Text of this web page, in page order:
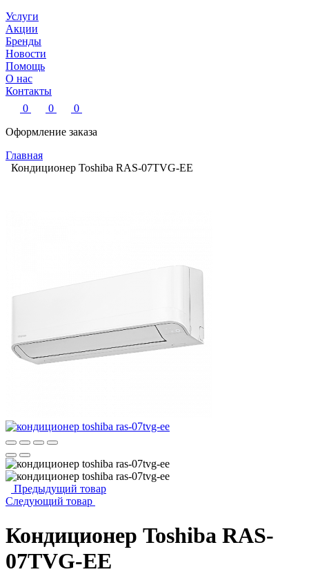
Услуги
Акции
Бренды
Новости
Помощь
О нас
Контакты
0
0
0
Оформление заказа
Главная
Кондиционер Toshiba RAS-07TVG-EE
Предыдущий товар
Следующий товар
Кондиционер Toshiba RAS-
07TVG-EE